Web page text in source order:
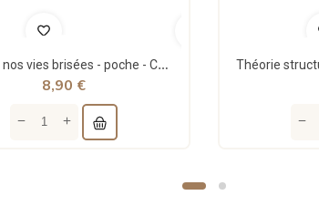
Le fil de nos vies brisées - poche - Cécile Hennion - Points
8,90 €